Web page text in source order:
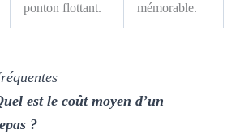
ponton flottant.
mémorable.
est le coût moyen d’un
?